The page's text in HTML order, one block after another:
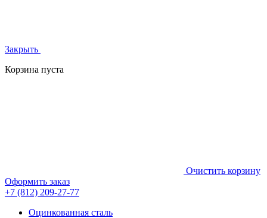
Закрыть
Корзина пуста
Очистить корзину
Оформить заказ
+7 (812) 209-27-77
Оцинкованная сталь